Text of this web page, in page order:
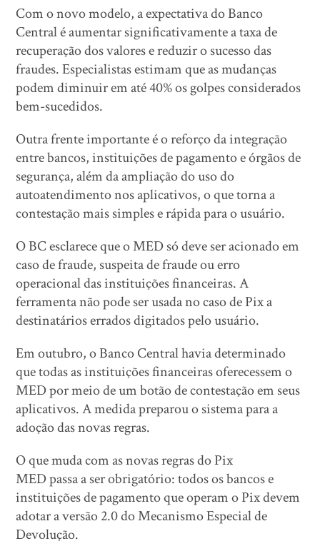
Com o novo modelo, a expectativa do Banco
Central é aumentar significativamente a taxa de
recuperação dos valores e reduzir o sucesso das
fraudes. Especialistas estimam que as mudanças
podem diminuir em até 40% os golpes considerados
bem-sucedidos.
Outra frente importante é o reforço da integração
entre bancos, instituições de pagamento e órgãos de
segurança, além da ampliação do uso do
autoatendimento nos aplicativos, o que torna a
contestação mais simples e rápida para o usuário.
O BC esclarece que o MED só deve ser acionado em
caso de fraude, suspeita de fraude ou erro
operacional das instituições financeiras. A
ferramenta não pode ser usada no caso de Pix a
destinatários errados digitados pelo usuário.
Em outubro, o Banco Central havia determinado
que todas as instituições financeiras oferecessem o
MED por meio de um botão de contestação em seus
aplicativos. A medida preparou o sistema para a
adoção das novas regras.
O que muda com as novas regras do Pix
MED passa a ser obrigatório: todos os bancos e
instituições de pagamento que operam o Pix devem
adotar a versão 2.0 do Mecanismo Especial de
Devolução.